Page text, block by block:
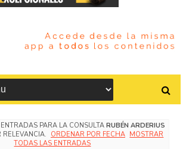
PARA LA CONSULTA RUBÉN ARDERIUS
ORDENAR POR FECHA MOSTRAR
TODAS LAS ENTRADAS